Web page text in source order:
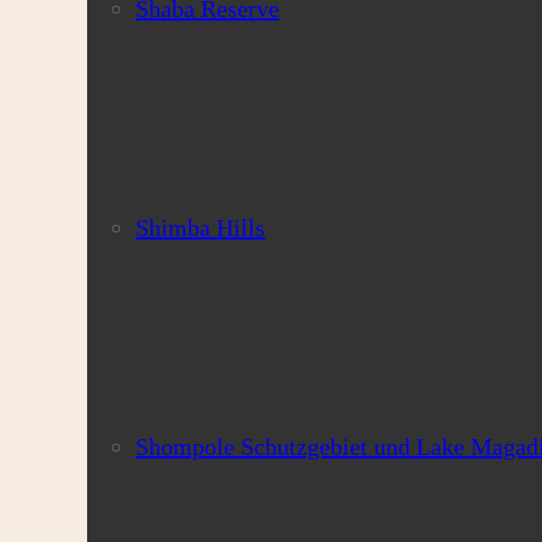
Shaba Reserve
Shimba Hills
Shompole Schutzgebiet und Lake